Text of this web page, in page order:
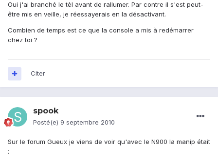
Oui j'ai branché le tèl avant de rallumer. Par contre il s'est peut-
être mis en veille, je réessayerais en la désactivant.
Combien de temps est ce que la console a mis à redémarrer
chez toi ?
Citer
spook
Posté(e) 9 septembre 2010
Sur le forum Gueux je viens de voir qu'avec le N900 la manip était
: